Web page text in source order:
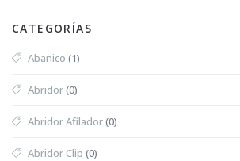
CATEGORÍAS
Abanico (1)
Abridor(0)
Abridor Afilador(0)
Abridor Clip (0)